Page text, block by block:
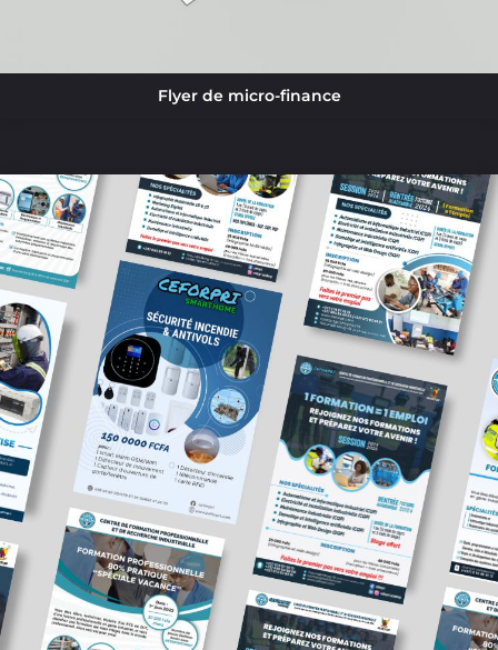
Flyer de micro-finance